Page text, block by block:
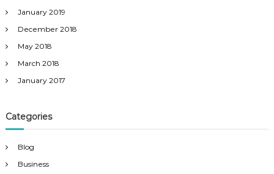
January 2019
December 2018
May 2018
March 2018
January 2017
Categories
Blog
Business